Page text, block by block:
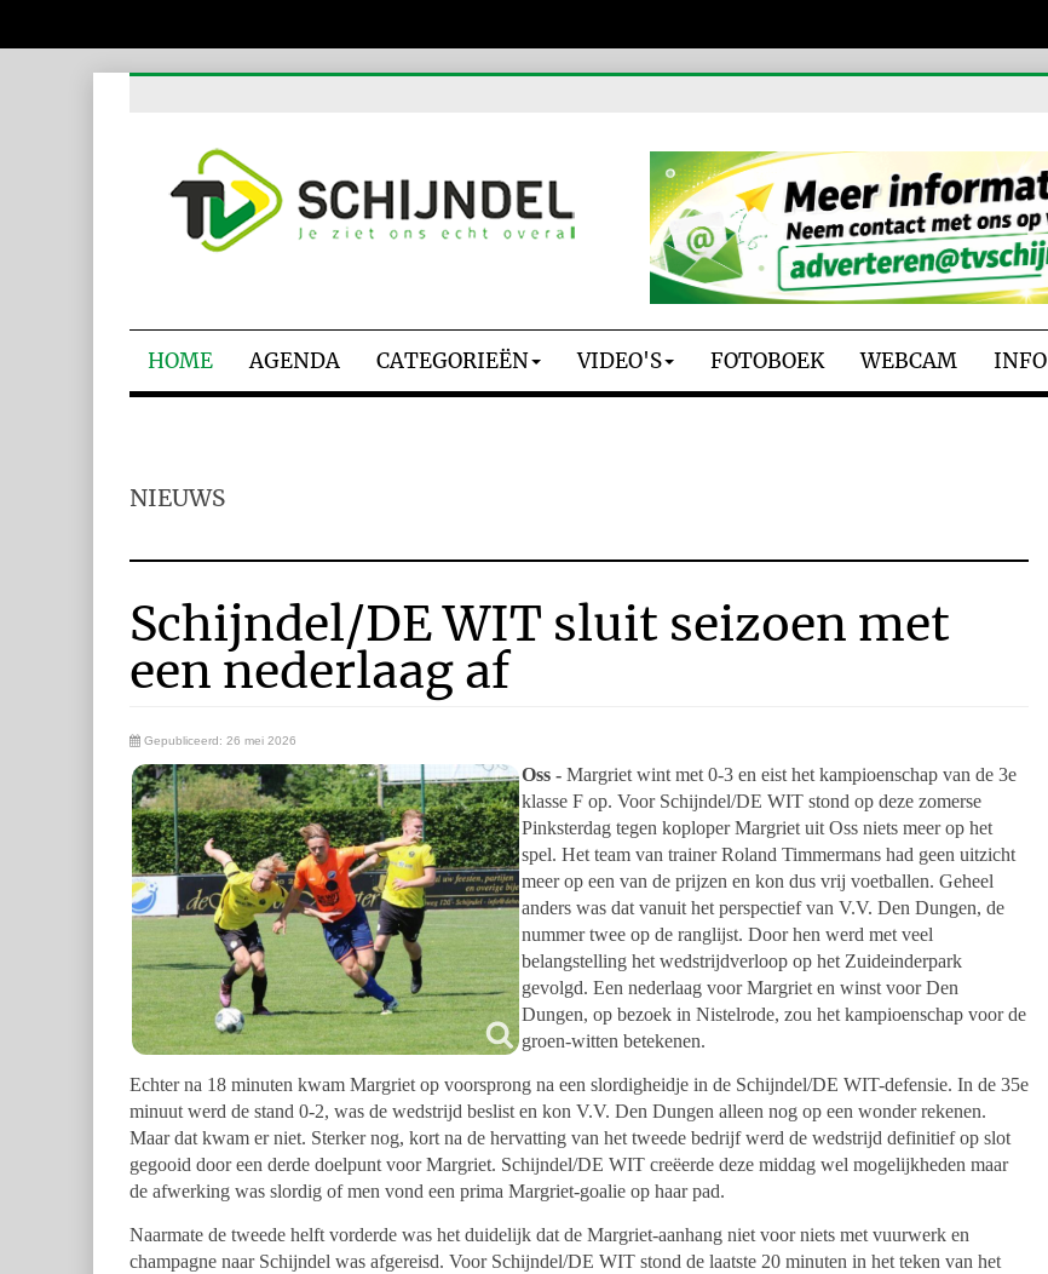
HOME AGENDA CATEGORIEËN VIDEO'S FOTOBOEK WEBCAM INFO
NIEUWS
Schijndel/DE WIT sluit seizoen met
een nederlaag af
Gepubliceerd: 26 mei 2026
Oss - Margriet wint met 0-3 en eist het kampioenschap van de 3e
klasse F op. Voor Schijndel/DE WIT stond op deze zomerse
Pinksterdag tegen koploper Margriet uit Oss niets meer op het
spel. Het team van trainer Roland Timmermans had geen uitzicht
meer op een van de prijzen en kon dus vrij voetballen. Geheel
anders was dat vanuit het perspectief van V.V. Den Dungen, de
nummer twee op de ranglijst. Door hen werd met veel
belangstelling het wedstrijdverloop op het Zuideinderpark
gevolgd. Een nederlaag voor Margriet en winst voor Den
Dungen, op bezoek in Nistelrode, zou het kampioenschap voor de
groen-witten betekenen.
Echter na 18 minuten kwam Margriet op voorsprong na een slordigheidje in de Schijndel/DE WIT-defensie. In de 35e
minuut werd de stand 0-2, was de wedstrijd beslist en kon V.V. Den Dungen alleen nog op een wonder rekenen.
Maar dat kwam er niet. Sterker nog, kort na de hervatting van het tweede bedrijf werd de wedstrijd definitief op slot
gegooid door een derde doelpunt voor Margriet. Schijndel/DE WIT creëerde deze middag wel mogelijkheden maar
de afwerking was slordig of men vond een prima Margriet-goalie op haar pad.
Naarmate de tweede helft vorderde was het duidelijk dat de Margriet-aanhang niet voor niets met vuurwerk en
champagne naar Schijndel was afgereisd. Voor Schijndel/DE WIT stond de laatste 20 minuten in het teken van het